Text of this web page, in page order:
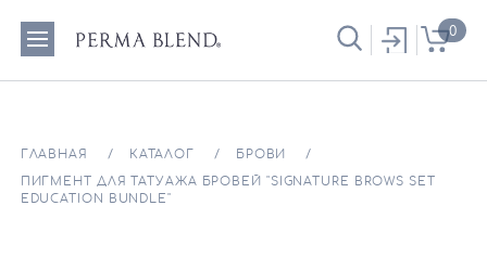
0
ГЛАВНАЯ КАТАЛОГ БРОВИ
ПИГМЕНТ ДЛЯ ТАТУАЖА БРОВЕЙ "SIGNATURE BROWS SET
EDUCATION BUNDLE"